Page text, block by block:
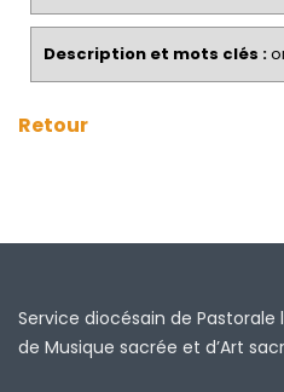
Description et mots clés :
Retour
Service diocésain de
de Musique sacrée et d’Art